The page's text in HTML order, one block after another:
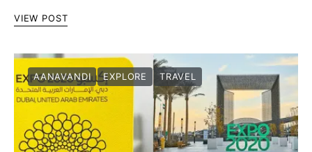
VIEW POST
AANAVANDI EXPLORE TRAVEL